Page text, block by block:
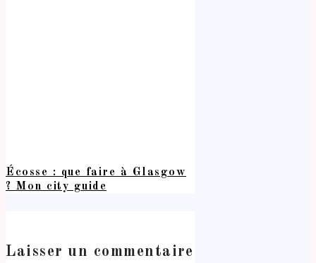
Écosse : que faire à Glasgow
? Mon city guide
Laisser un commentaire